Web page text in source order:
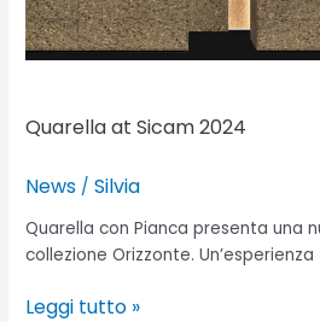
Quarella at Sicam 2024
News /Silvia
Quarella con Pianca presenta una
collezione Orizzonte.
Leggi tutto »